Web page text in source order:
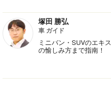
塚田 勝弘
車 ガイド
ミニバン・SUVのエキ
の愉しみ方まで指南！